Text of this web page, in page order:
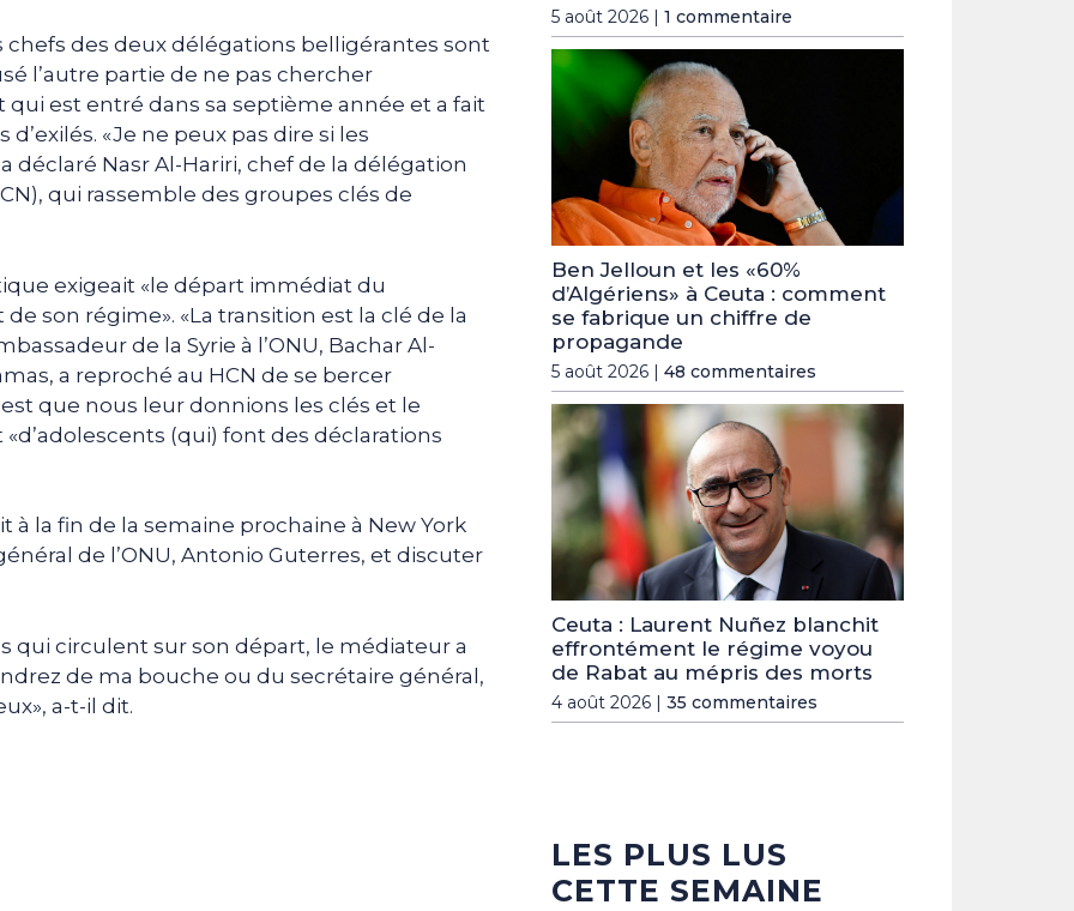
chefs des deux délégations belligérantes sont
l’autre partie de ne pas chercher
est entré dans sa septième année et a fait
«Je ne peux pas dire si les
déclaré Nasr Al-Hariri, chef de la délégation
qui rassemble des groupes clés de
exigeait «le départ immédiat du
son régime». «La transition est la clé de la
de la Syrie à l’ONU, Bachar Al-
a reproché au HCN de se bercer
que nous leur donnions les clés et le
(qui) font des déclarations
à la fin de la semaine prochaine à New York
de l’ONU, Antonio Guterres, et discuter
qui circulent sur son départ, le médiateur a
de ma bouche ou du secrétaire général,
a-t-il dit.
5 août 2026 | 1 commentaire
Ben Jelloun et les «60%
d’Algériens» à Ceuta : comment
se fabrique un chiffre de
propagande
5 août 2026 | 48 commentaires
Ceuta : Laurent Nuñez blanchit
effrontément le régime voyou
de Rabat au mépris des morts
4 août 2026 | 35 commentaires
LES PLUS LUS
CETTE SEMAINE